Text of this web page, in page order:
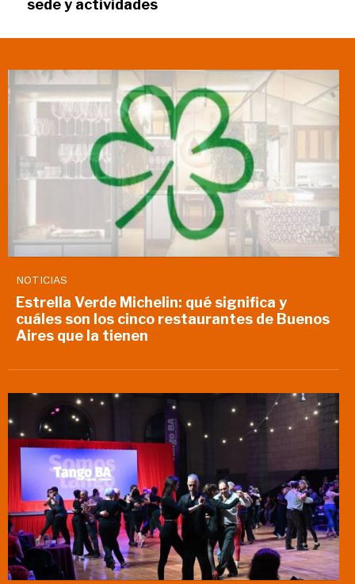
sede y actividades
NOTICIAS
Estrella Verde Michelin: qué significa y
cuáles son los cinco restaurantes de Buenos
Aires que la tienen